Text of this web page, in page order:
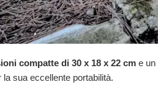
compatte di 30 x 18 x 22 cm e un
la sua eccellente portabilità.